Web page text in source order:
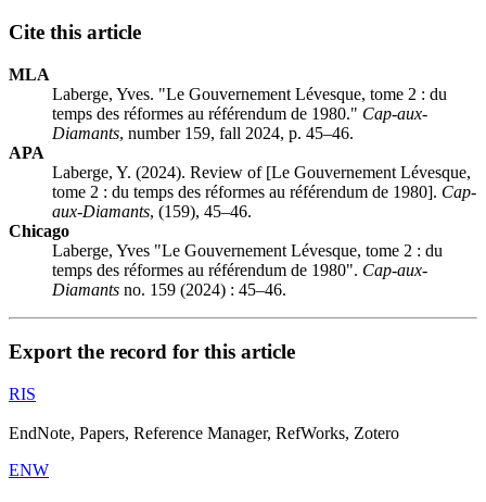
Cite this article
MLA
Laberge, Yves. "Le Gouvernement Lévesque, tome 2 : du
temps des réformes au référendum de 1980." Cap-aux-
Diamants, number 159, fall 2024, p. 45–46.
APA
Laberge, Y. (2024). Review of [Le Gouvernement Lévesque,
tome 2 : du temps des réformes au référendum de 1980]. Cap-
aux-Diamants, (159), 45–46.
Chicago
Laberge, Yves "Le Gouvernement Lévesque, tome 2 : du
temps des réformes au référendum de 1980". Cap-aux-
Diamants no. 159 (2024) : 45–46.
Export the record for this article
RIS
EndNote, Papers, Reference Manager, RefWorks, Zotero
ENW